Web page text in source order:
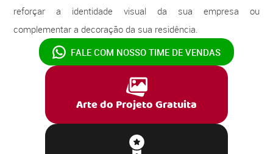
reforçar a identidade visual da sua empresa ou
complementar a decoração da sua residência.
FALE COM NOSSO TIME DE VENDAS
Arte do Projeto Gratuita